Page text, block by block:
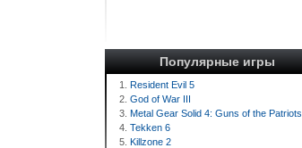
Популярные игры
1. Resident Evil 5
2. God of War III
3. Metal Gear Solid 4: Guns of the Patriots
4. Tekken 6
5. Killzone 2